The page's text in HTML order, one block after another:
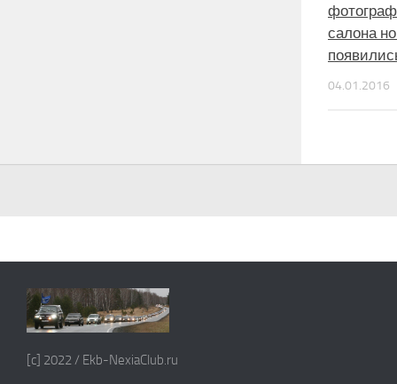
салона
04.01.2016
[c] 2022 / Ekb-NexiaClub.ru